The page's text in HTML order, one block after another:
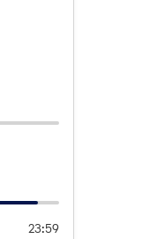
23:59